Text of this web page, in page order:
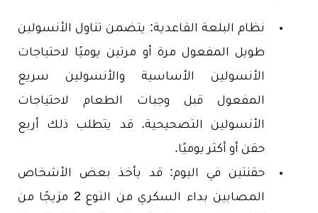
نظام البلعة القاعدية: يتضمن تناول الأنسولين
طويل المفعول مرة أو مرتين يوميًا لاحتياجات
الأنسولين الأساسية والأنسولين سريع
المفعول قبل وجبات الطعام لاحتياجات
الأنسولين التصحيحية. قد يتطلب ذلك أربع
حقن أو أكثر يوميًا.
حقنتين في اليوم: قد يأخذ بعض الأشخاص
المصابين بداء السكري من النوع 2 مزيجًا من